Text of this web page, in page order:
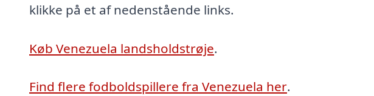
klikke på et af nedenstående links.
Køb Venezuela landsholdstrøje.
Find flere fodboldspillere fra Venezuela her.